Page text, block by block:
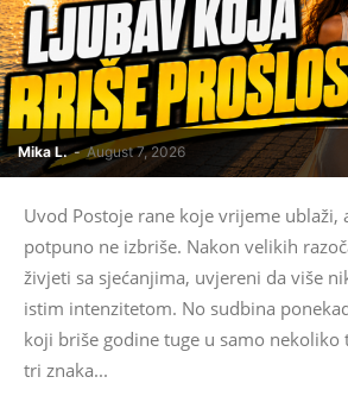
Mika L. - August 7, 2026
Uvod Postoje rane koje vrijeme ublaži,
potpuno ne izbriše. Nakon velikih
živjeti sa sjećanjima, uvjereni da više
istim intenzitetom. No sudbina
koji briše godine tuge u samo nekoliko
tri znaka...